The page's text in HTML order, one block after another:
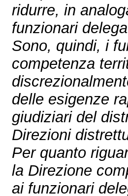
ridurre, in
funzionari
Sono, quindi, i
competenza
delle esigenze
giudiziari del
Direzioni
Per quanto
la Direzione
ai funzionari